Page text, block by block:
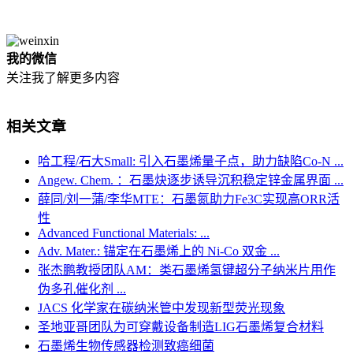
我的微信
关注我了解更多内容
相关文章
哈工程/石大Small: 引入石墨烯量子点，助力缺陷Co-N ...
Angew. Chem. ：石墨炔逐步诱导沉积稳定锌金属界面 ...
薛同/刘一蒲/李华MTE：石墨氮助力Fe3C实现高ORR活
性
Advanced Functional Materials: ...
Adv. Mater.: 锚定在石墨烯上的 Ni-Co 双金 ...
张杰鹏教授团队AM：类石墨烯氢键超分子纳米片用作
伪多孔催化剂 ...
JACS 化学家在碳纳米管中发现新型荧光现象
圣地亚哥团队为可穿戴设备制造LIG石墨烯复合材料
石墨烯生物传感器检测致癌细菌